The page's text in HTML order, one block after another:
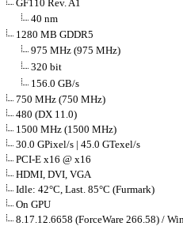
GF110 Rev. A1
40 nm
1280 MB GDDR5
975 MHz (975 MHz)
320 bit
156.0 GB/s
750 MHz (750 MHz)
480 (DX 11.0)
1500 MHz (1500 MHz)
30.0 GPixel/s | 45.0 GTexel/s
PCI-E x16 @ x16
HDMI, DVI, VGA
Idle: 42°C, Last. 85°C (Furmark)
On GPU
8.17.12.6658 (ForceWare 266.58) /